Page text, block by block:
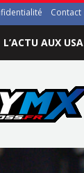
Contact
L’ACTU AUX USA